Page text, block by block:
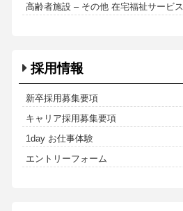
高齢者施設 – その他 在宅福祉サービス
採用情報
新卒採用募集要項
キャリア採用募集要項
1day お仕事体験
エントリーフォーム